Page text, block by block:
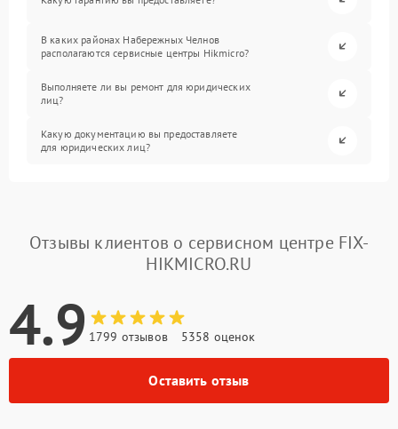
В каких районах Набережных Челнов
располагаются сервисные центры Hikmicro?
Выполняете ли вы ремонт для юридических
лиц?
Какую документацию вы предоставляете
для юридических лиц?
Отзывы клиентов о сервисном центре FIX-
HIKMICRO.RU
4.9 1799 отзывов 5358 оценок
Оставить отзыв